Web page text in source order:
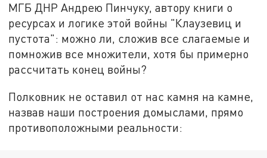
МГБ ДНР Андрею Пинчуку, автору книги о
ресурсах и логике этой войны "Клаузевиц и
пустота": можно ли, сложив все слагаемые и
помножив все множители, хотя бы примерно
рассчитать конец войны?
Полковник не оставил от нас камня на камне,
назвав наши построения домыслами, прямо
противоположными реальности: